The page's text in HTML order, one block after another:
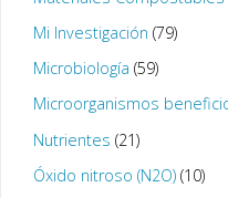
Mi Investigación (79)
Microbiología (59)
Microorganismos
Nutrientes (21)
Óxido nitroso (N2O)(10)